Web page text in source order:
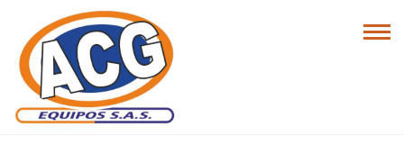
LÍNEA DE
PRODUCTOS